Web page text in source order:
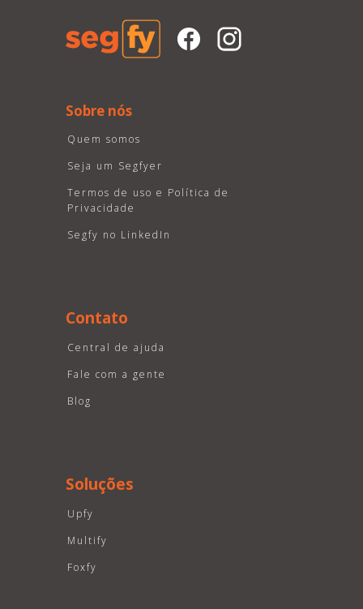
Sobre nós
Quem somos
Seja um Segfyer
Termos de uso e Política de
Privacidade
Segfy no LinkedIn
Contato
Central de ajuda
Fale com a gente
Blog
Soluções
Upfy
Multify
Foxfy